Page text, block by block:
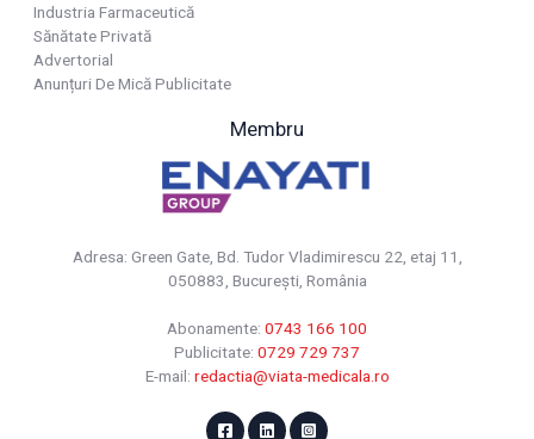
Industria Farmaceutică
Sănătate Privată
Advertorial
Anunțuri De Mică Publicitate
Membru
Adresa: Green Gate, Bd. Tudor Vladimirescu 22, etaj 11,
050883, Bucureşti, România
Abonamente: 0743 166 100
Publicitate: 0729 729 737
E-mail: redactia@viata-medicala.ro